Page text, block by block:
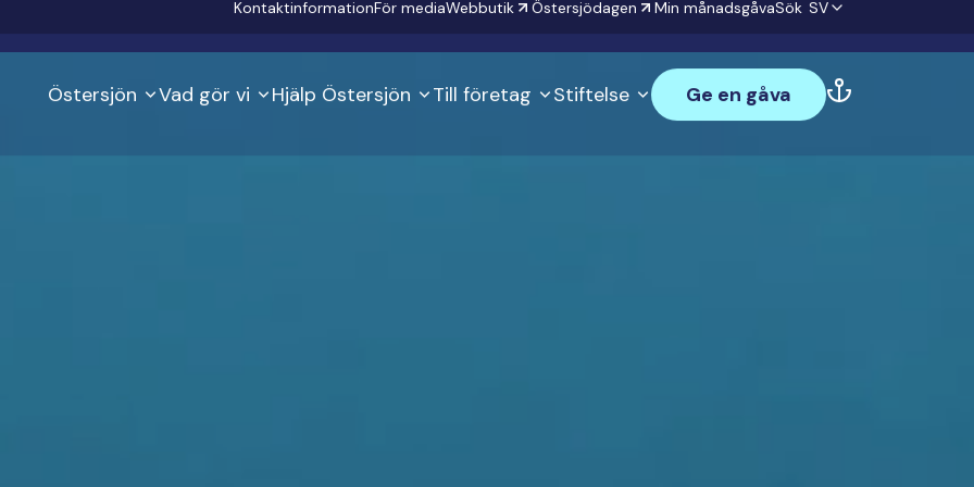
Secondary
Östersjön Vad gör vi Hjälp Östersjön Till företag Ge en gåva